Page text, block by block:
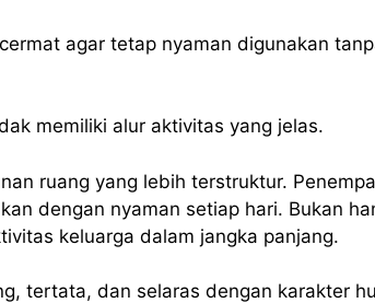
agar tetap nyaman digunakan
memiliki alur aktivitas yang jelas.
ruang yang lebih terstruktur.
dengan nyaman setiap hari. Bukan
keluarga dalam jangka panjang.
tertata, dan selaras dengan karakter